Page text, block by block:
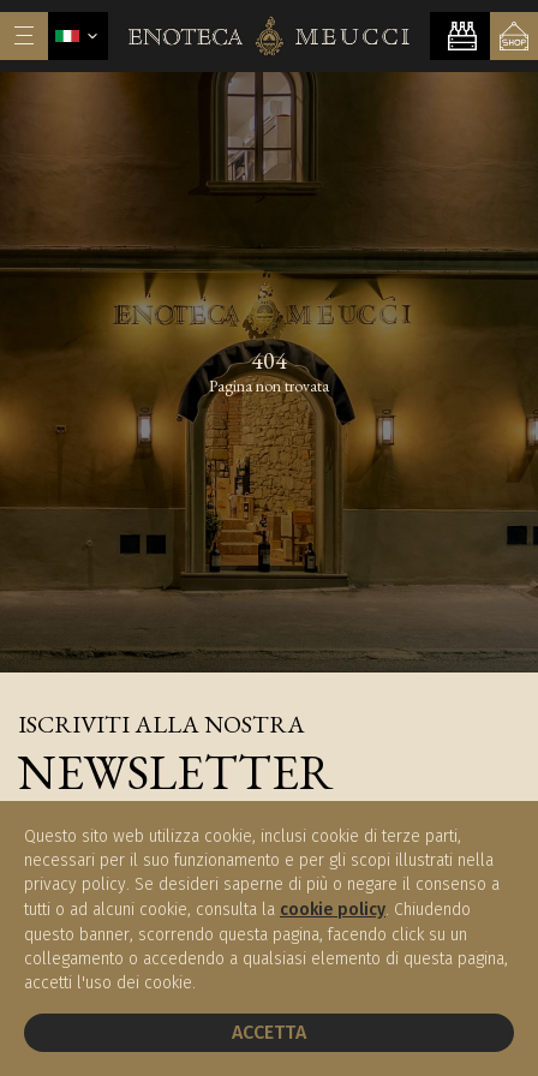
Questo sito web utilizza cookie, inclusi cookie di terze parti,
necessari per il suo funzionamento e per gli scopi illustrati nella
privacy policy. Se desideri saperne di più o negare il consenso a
tutti o ad alcuni cookie, consulta la cookie policy. Chiudendo
questo banner, scorrendo questa pagina, facendo click su un
collegamento o accedendo a qualsiasi elemento di questa pagina,
accetti l'uso dei cookie.
ACCETTA
404
Pagina non trovata
ISCRIVITI ALLA NOSTRA
NEWSLETTER
ISCRIVITI
PRENOTA UN TAVOLO